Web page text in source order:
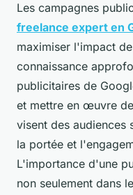
Les campagnes
freelance expert en
maximiser l'impact
connaissance
publicitaires de
et mettre en œuvre
visent des audiences
la portée et
L'importance d'une
non seulement dans